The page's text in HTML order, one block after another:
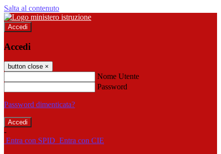
Salta al contenuto
Accedi
Accedi
button close ×
Nome Utente
Password
Password dimenticata?
-
Entra con SPID Entra con CIE